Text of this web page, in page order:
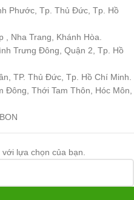
Phước, Tp. Thủ Đức, Tp. Hồ
Nha Trang, Khánh Hòa.
Trưng Đông, Quận 2, Tp. Hồ
TP. Thủ Đức, Tp. Hồ Chí Minh.
Đông, Thới Tam Thôn, Hóc Môn,
lựa chọn của bạn.